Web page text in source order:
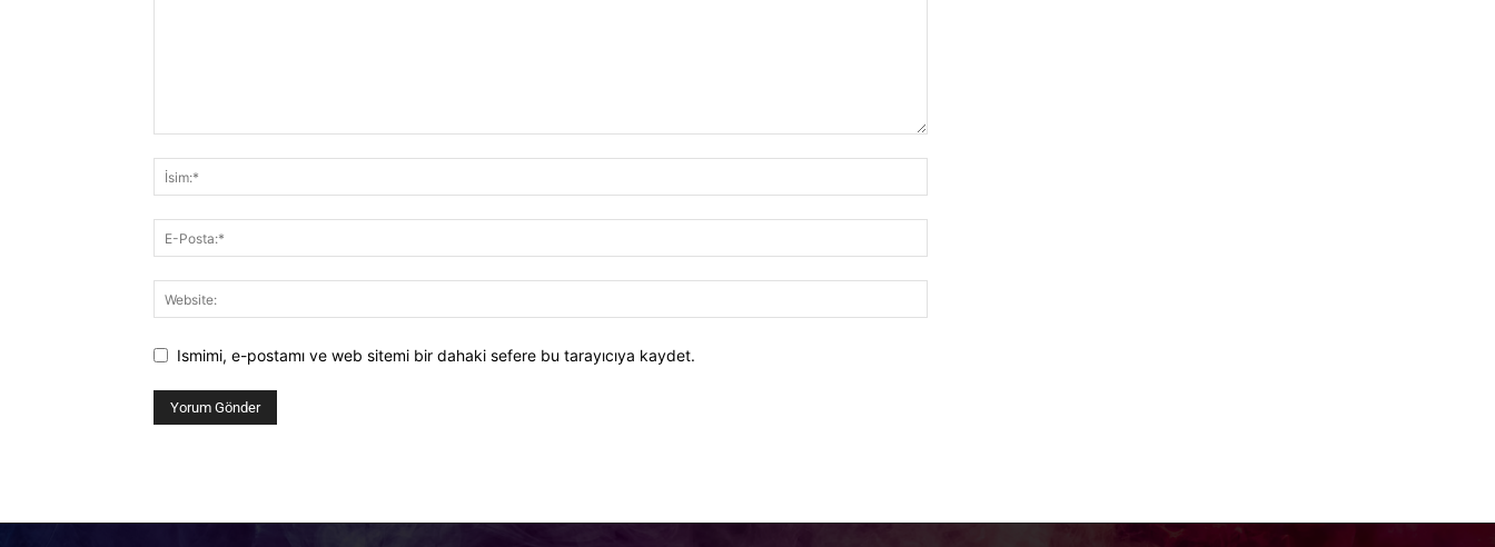
Ismimi, e-postamı ve web sitemi bir dahaki sefere bu tarayıcıya kaydet.